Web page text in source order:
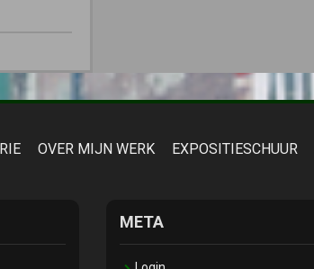
OVER MIJN WERK EXPOSITIESCHUUR
META